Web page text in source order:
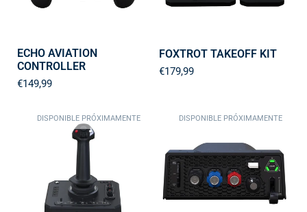
ECHO AVIATION
CONTROLLER
€149,99
FOXTROT TAKEOFF KIT
€179,99
DISPONIBLE PRÓXIMAMENTE DISPONIBLE PRÓXIMAMENTE